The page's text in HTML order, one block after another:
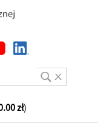
Strona główna
zł)